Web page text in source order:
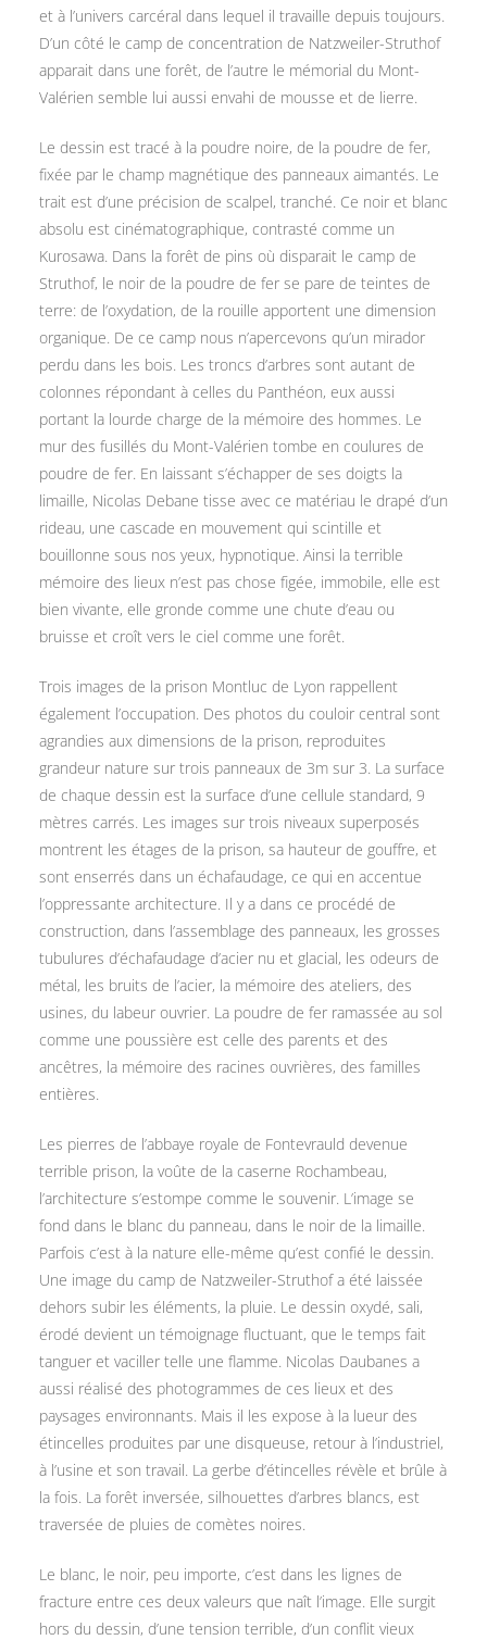
et à l’univers carcéral dans lequel il travaille depuis toujours.
D’un côté le camp de concentration de Natzweiler-Struthof
apparait dans une forêt, de l’autre le mémorial du Mont-
Valérien semble lui aussi envahi de mousse et de lierre.
Le dessin est tracé à la poudre noire, de la poudre de fer,
fixée par le champ magnétique des panneaux aimantés. Le
trait est d’une précision de scalpel, tranché. Ce noir et blanc
absolu est cinématographique, contrasté comme un
Kurosawa. Dans la forêt de pins où disparait le camp de
Struthof, le noir de la poudre de fer se pare de teintes de
terre: de l’oxydation, de la rouille apportent une dimension
organique. De ce camp nous n’apercevons qu’un mirador
perdu dans les bois. Les troncs d’arbres sont autant de
colonnes répondant à celles du Panthéon, eux aussi
portant la lourde charge de la mémoire des hommes. Le
mur des fusillés du Mont-Valérien tombe en coulures de
poudre de fer. En laissant s’échapper de ses doigts la
limaille, Nicolas Debane tisse avec ce matériau le drapé d’un
rideau, une cascade en mouvement qui scintille et
bouillonne sous nos yeux, hypnotique. Ainsi la terrible
mémoire des lieux n’est pas chose figée, immobile, elle est
bien vivante, elle gronde comme une chute d’eau ou
bruisse et croît vers le ciel comme une forêt.
Trois images de la prison Montluc de Lyon rappellent
également l’occupation. Des photos du couloir central sont
agrandies aux dimensions de la prison, reproduites
grandeur nature sur trois panneaux de 3m sur 3. La surface
de chaque dessin est la surface d’une cellule standard, 9
mètres carrés. Les images sur trois niveaux superposés
montrent les étages de la prison, sa hauteur de gouffre, et
sont enserrés dans un échafaudage, ce qui en accentue
l’oppressante architecture. Il y a dans ce procédé de
construction, dans l’assemblage des panneaux, les grosses
tubulures d’échafaudage d’acier nu et glacial, les odeurs de
métal, les bruits de l’acier, la mémoire des ateliers, des
usines, du labeur ouvrier. La poudre de fer ramassée au sol
comme une poussière est celle des parents et des
ancêtres, la mémoire des racines ouvrières, des familles
entières.
Les pierres de l’abbaye royale de Fontevrauld devenue
terrible prison, la voûte de la caserne Rochambeau,
l’architecture s’estompe comme le souvenir. L’image se
fond dans le blanc du panneau, dans le noir de la limaille.
Parfois c’est à la nature elle-même qu’est confié le dessin.
Une image du camp de Natzweiler-Struthof a été laissée
dehors subir les éléments, la pluie. Le dessin oxydé, sali,
érodé devient un témoignage fluctuant, que le temps fait
tanguer et vaciller telle une flamme. Nicolas Daubanes a
aussi réalisé des photogrammes de ces lieux et des
paysages environnants. Mais il les expose à la lueur des
étincelles produites par une disqueuse, retour à l’industriel,
à l’usine et son travail. La gerbe d’étincelles révèle et brûle à
la fois. La forêt inversée, silhouettes d’arbres blancs, est
traversée de pluies de comètes noires.
Le blanc, le noir, peu importe, c’est dans les lignes de
fracture entre ces deux valeurs que naît l’image. Elle surgit
hors du dessin, d’une tension terrible, d’un conflit vieux